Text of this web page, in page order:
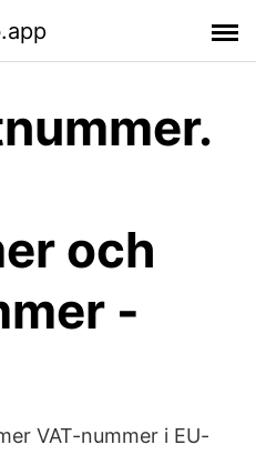
och
-
VAT-nummer i EU-